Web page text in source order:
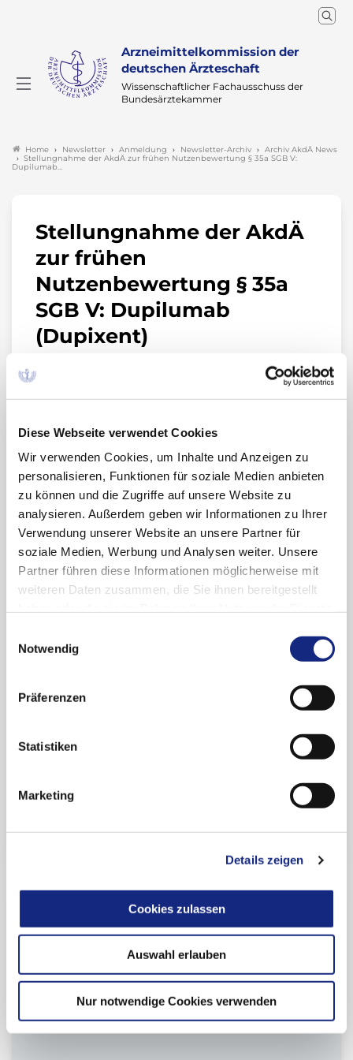
Diese Webseite verwendet Cookies
Wir verwenden Cookies, um Inhalte und Anzeigen zu
personalisieren, Funktionen für soziale Medien anbieten
zu können und die Zugriffe auf unsere Website zu
analysieren. Außerdem geben wir Informationen zu Ihrer
Verwendung unserer Website an unsere Partner für
soziale Medien, Werbung und Analysen weiter. Unsere
Partner führen diese Informationen möglicherweise mit
weiteren Daten zusammen, die Sie ihnen bereitgestellt
Cookies, wenn Sie unsere Webseite weiterhin
Notwendig
Präferenzen
Statistiken
Marketing
Details zeigen
Cookies zulassen
Auswahl erlauben
Nur notwendige Cookies verwenden
Arzneimittelkommission der
deutschen Ärzteschaft
Wissenschaftlicher Fachausschuss der
Bundesärztekammer
Home Newsletter Anmeldung Newsletter-Archiv
Archiv AkdÄ News
Stellungnahme der AkdÄ zur frühen Nutzenbewertung § 35a SGB V:
Dupilumab…
Stellungnahme der AkdÄ
zur frühen
Nutzenbewertung § 35a
SGB V: Dupilumab
(Dupixent)
AkdÄ News 2024-41
09.12.2024
Stellungnahme der AkdÄ zur frühen
Nutzenbewertung § 35a SGB V
Dupilumab (Dupixent®
neues Anwendungsgebiet: COPD
Die AkdÄ sieht einen Anhaltspunkt für einen
geringen Zusatznutzen und empfiehlt eine
Befristung mit anschließender Neubewertung
nach zwei Jahren.
Übersicht zum Wirkstoff (Anwendungsgebiet,
Zur Übersicht
Verwandte Dokumente zu
diesem Thema:
Newsletter-Archiv
Alle bisher publizierten Ausgaben von
"AkdÄ News".